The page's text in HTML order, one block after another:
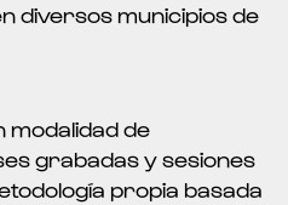
diversos municipios de
modalidad de
grabadas y sesiones
propia basada